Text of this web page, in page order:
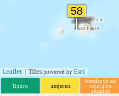
Leaflet | Tiles powered by Esri
Dobro umjeren
Nezdravo za
osjetljive
skupine